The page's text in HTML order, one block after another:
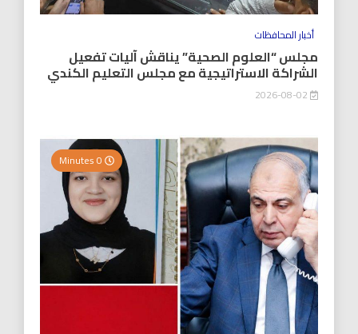
أخبار المحافظات
مجلس “العلوم الصحية” يناقش آليات تفعيل
الشراكة الاستراتيجية مع مجلس التعليم الكندي